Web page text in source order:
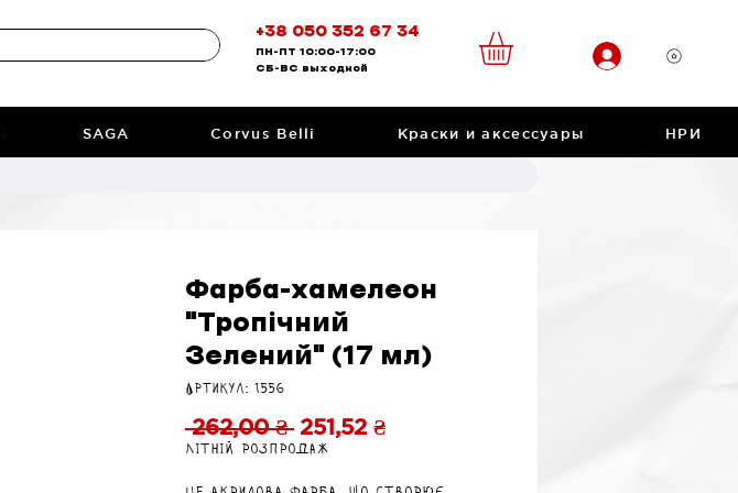
+38 050 352 67 34
ПН-ПТ 10:00-17:00
CБ-ВС выходной
SAGA Corvus Belli Краски и аксессуары НРИ
Фарба-хамелеон
"Тропічний
Зелений" (17 мл)
Артикул: 1556
262,00 ₴ Обычная
цена
251,52 ₴Спеццена
Літній розпродаж